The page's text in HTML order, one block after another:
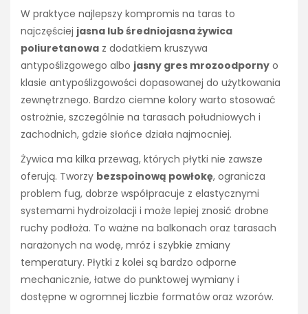
W praktyce najlepszy kompromis na taras to
najczęściej jasna lub średniojasna żywica
poliuretanowa z dodatkiem kruszywa
antypoślizgowego albo jasny gres mrozoodporny o
klasie antypoślizgowości dopasowanej do użytkowania
zewnętrznego. Bardzo ciemne kolory warto stosować
ostrożnie, szczególnie na tarasach południowych i
zachodnich, gdzie słońce działa najmocniej.
Żywica ma kilka przewag, których płytki nie zawsze
oferują. Tworzy bezspoinową powłokę, ogranicza
problem fug, dobrze współpracuje z elastycznymi
systemami hydroizolacji i może lepiej znosić drobne
ruchy podłoża. To ważne na balkonach oraz tarasach
narażonych na wodę, mróz i szybkie zmiany
temperatury. Płytki z kolei są bardzo odporne
mechanicznie, łatwe do punktowej wymiany i
dostępne w ogromnej liczbie formatów oraz wzorów.